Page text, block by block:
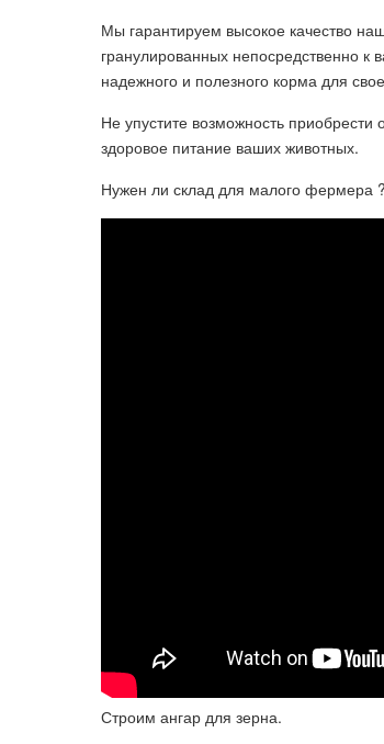
Мы гарантируем высокое качество
гранулированных непосредственно к
надежного и полезного корма для
Не упустите возможность
здоровое питание ваших животных.
Нужен ли склад для малого фермера
Строим ангар для зерна.